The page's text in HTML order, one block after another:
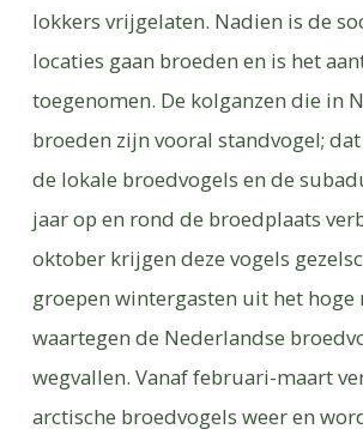
lokkers vrijgelaten. Nadien is de
locaties gaan broeden en is het
toegenomen. De kolganzen die in
broeden zijn vooral standvogel;
de lokale broedvogels en de
jaar op en rond de broedplaats
oktober krijgen deze vogels
groepen wintergasten uit het hoge
waartegen de Nederlandse
wegvallen. Vanaf februari-maart
arctische broedvogels weer en